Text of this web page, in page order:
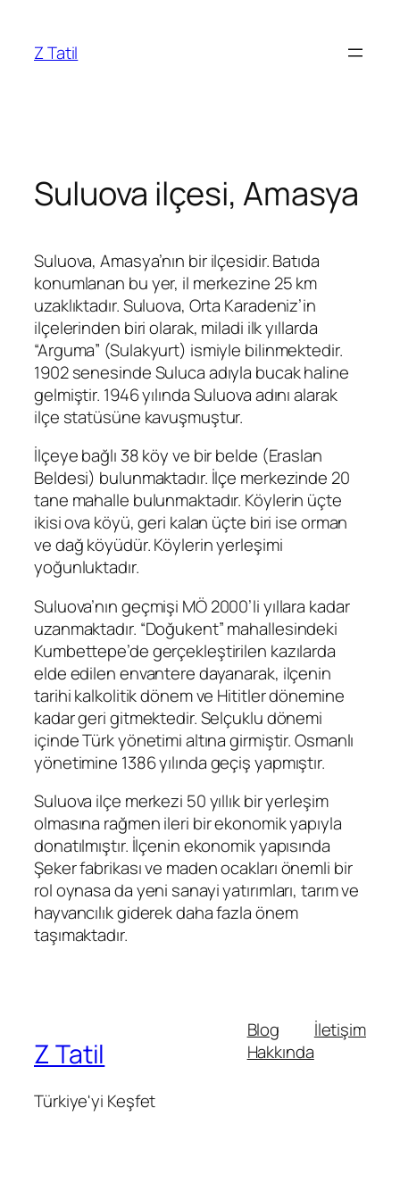
Z Tatil
Suluova ilçesi, Amasya
Suluova, Amasya’nın bir ilçesidir. Batıda
konumlanan bu yer, il merkezine 25 km
uzaklıktadır. Suluova, Orta Karadeniz’in
ilçelerinden biri olarak, miladi ilk yıllarda
“Arguma” (Sulakyurt) ismiyle bilinmektedir.
1902 senesinde Suluca adıyla bucak haline
gelmiştir. 1946 yılında Suluova adını alarak
ilçe statüsüne kavuşmuştur.
İlçeye bağlı 38 köy ve bir belde (Eraslan
Beldesi) bulunmaktadır. İlçe merkezinde 20
tane mahalle bulunmaktadır. Köylerin üçte
ikisi ova köyü, geri kalan üçte biri ise orman
ve dağ köyüdür. Köylerin yerleşimi
yoğunluktadır.
Suluova’nın geçmişi MÖ 2000’li yıllara kadar
uzanmaktadır. “Doğukent” mahallesindeki
Kumbettepe’de gerçekleştirilen kazılarda
elde edilen envantere dayanarak, ilçenin
tarihi kalkolitik dönem ve Hititler dönemine
kadar geri gitmektedir. Selçuklu dönemi
içinde Türk yönetimi altına girmiştir. Osmanlı
yönetimine 1386 yılında geçiş yapmıştır.
Suluova ilçe merkezi 50 yıllık bir yerleşim
olmasına rağmen ileri bir ekonomik yapıyla
donatılmıştır. İlçenin ekonomik yapısında
Şeker fabrikası ve maden ocakları önemli bir
rol oynasa da yeni sanayi yatırımları, tarım ve
hayvancılık giderek daha fazla önem
taşımaktadır.
Z Tatil
Türkiye'yi Keşfet
Blog
Hakkında
İletişim